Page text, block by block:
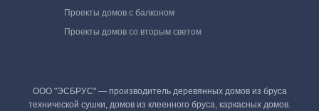
Проекты домов с балконом
Проекты домов со вторым светом
ООО "ЭСБРУС" — производитель деревянных домов из бруса
технической сушки, домов из клеенного бруса, каркасных домов.